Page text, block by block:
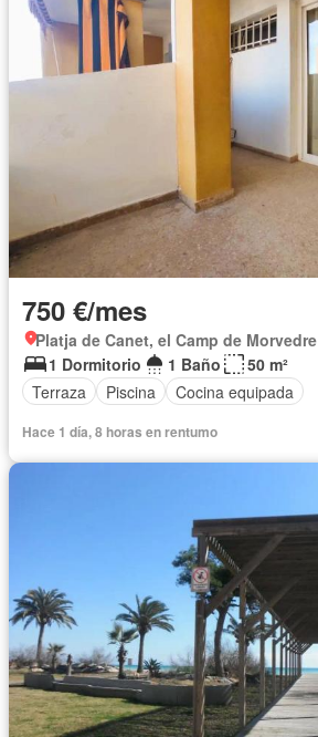
750 €/mes
Platja de Canet, el Camp de Morvedre
1 Dormitorio
1 Baño
50 m²
Terraza
Piscina Cocina equipada
Hace 1 día, 8 horas en rentumo